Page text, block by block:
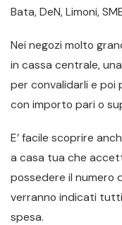
Bata, DeN, Limoni,
Nei negozi molto
in cassa centrale,
per convalidarli e poi
con importo pari o
E’ facile scoprire
a casa tua che
possedere il numero
verranno indicati
spesa.